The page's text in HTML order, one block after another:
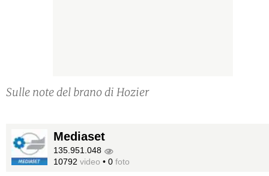
Sulle note del brano di Hozier
Mediaset
135.951.048
10792 video • 0 foto